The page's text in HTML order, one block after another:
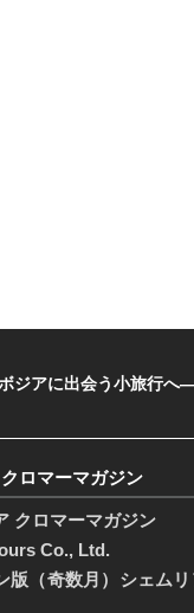
ジアに出会う小旅行
ロマーマガジン
クロマーマガジン
Co., Ltd.
版（奇数月）シェム